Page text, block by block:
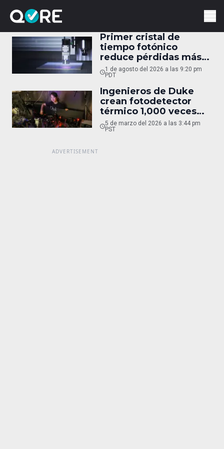
Primer cristal de
tiempo fotónico
reduce pérdidas más
de 50%
1 de agosto del 2026 a las 9:20 pm
PDT
Ingenieros de Duke
crean fotodetector
térmico 1,000 veces
más rápido
5 de marzo del 2026 a las 3:44 pm
PST